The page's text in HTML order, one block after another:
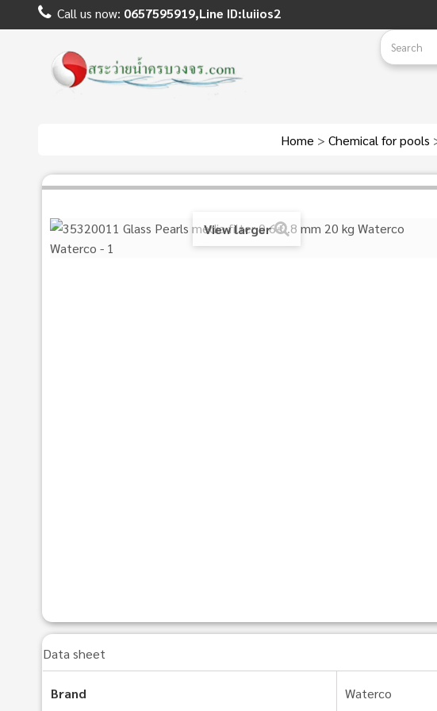
Call us now: 0657595919,Line ID:luiios2
Home > Chemical for pools
View larger
Data sheet
Brand Waterco